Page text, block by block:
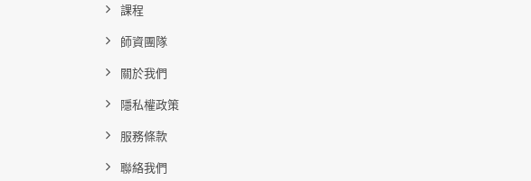
課程
師資團隊
關於我們
隱私權政策
服務條款
聯絡我們